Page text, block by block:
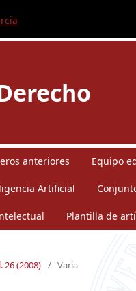
anteriores Equipo
Artificial
Plantilla de
26 (2008) / Varia